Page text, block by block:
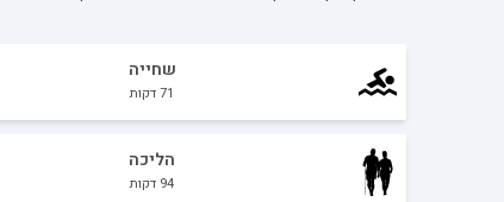
שחייה
71דקות
הליכה
94 דקות